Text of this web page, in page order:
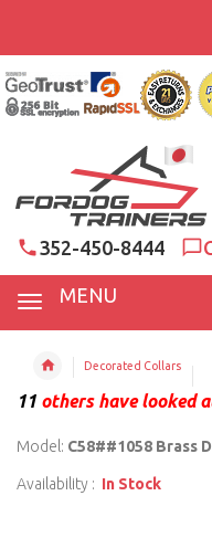
352-450-8444
MENU
Decorated Collars
11 others have looked
Model: C58##1058 Brass
Availability : In Stock